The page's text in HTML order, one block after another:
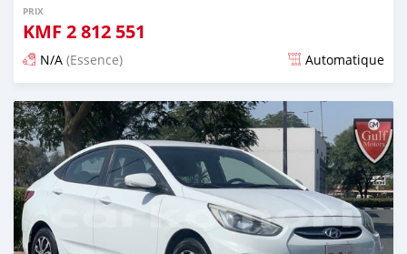
PRIX
KMF 2 812 551
N/A (Essence) Automatique
Publié il y a presque 6 ans